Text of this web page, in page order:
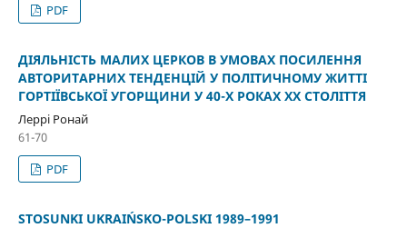
PDF
ДІЯЛЬНІСТЬ МАЛИХ ЦЕРКОВ В УМОВАХ ПОСИЛЕННЯ
АВТОРИТАРНИХ ТЕНДЕНЦІЙ У ПОЛІТИЧНОМУ ЖИТТІ
ГОРТІЇВСЬКОЇ УГОРЩИНИ У 40-Х РОКАХ ХХ СТОЛІТТЯ
Леррі Ронай
61-70
PDF
STOSUNKI UKRAIŃSKO-POLSKI 1989–1991